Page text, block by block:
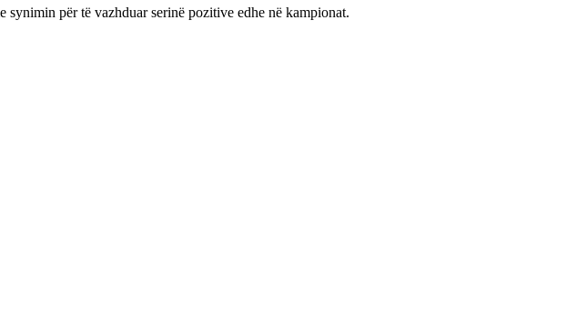
synimin për të vazhduar serinë pozitive edhe në kampionat.